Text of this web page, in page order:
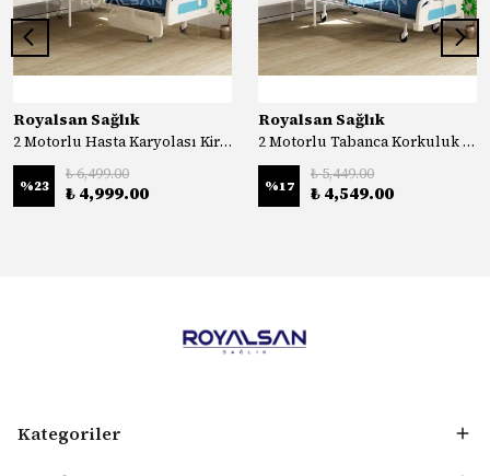
Royalsan Sağlık
2 Motorlu Hasta Karyolası Kiralık
%23
₺ 6,499.00
₺ 4,999.00
Royalsan Sağlık
2 Motorlu Tabanca Korkuluk Hasta Karyolası Kiralık
%17
₺ 5,449.00
₺ 4,549.00
Kategoriler